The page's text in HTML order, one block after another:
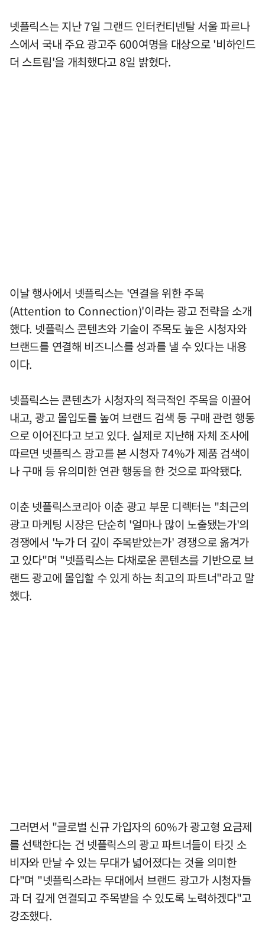
넷플릭스는 지난 7일 그랜드 인터컨티넨탈 서울 파르나
스에서 국내 주요 광고주 600여명을 대상으로 '비하인드
더 스트림'을 개최했다고 8일 밝혔다.
이날 행사에서 넷플릭스는 '연결을 위한 주목
(Attention to Connection)'이라는 광고 전략을 소개
했다. 넷플릭스 콘텐츠와 기술이 주목도 높은 시청자와
브랜드를 연결해 비즈니스를 성과를 낼 수 있다는 내용
이다.
넷플릭스는 콘텐츠가 시청자의 적극적인 주목을 이끌어
내고, 광고 몰입도를 높여 브랜드 검색 등 구매 관련 행동
으로 이어진다고 보고 있다. 실제로 지난해 자체 조사에
따르면 넷플릭스 광고를 본 시청자 74%가 제품 검색이
나 구매 등 유의미한 연관 행동을 한 것으로 파악됐다.
이춘 넷플릭스코리아 이춘 광고 부문 디렉터는 "최근의
광고 마케팅 시장은 단순히 '얼마나 많이 노출됐는가'의
경쟁에서 '누가 더 깊이 주목받았는가' 경쟁으로 옮겨가
고 있다"며 "넷플릭스는 다채로운 콘텐츠를 기반으로 브
랜드 광고에 몰입할 수 있게 하는 최고의 파트너"라고 말
했다.
그러면서 "글로벌 신규 가입자의 60%가 광고형 요금제
를 선택한다는 건 넷플릭스의 광고 파트너들이 타깃 소
비자와 만날 수 있는 무대가 넓어졌다는 것을 의미한
다"며 "넷플릭스라는 무대에서 브랜드 광고가 시청자들
과 더 깊게 연결되고 주목받을 수 있도록 노력하겠다"고
강조했다.